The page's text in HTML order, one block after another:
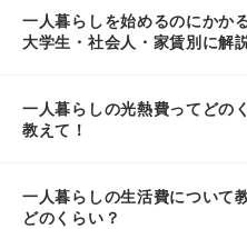
一人暮らしを始めるのにかか
大学生・社会人・家賃別に解
一人暮らしの光熱費ってどの
教えて！
一人暮らしの生活費について
どのくらい？